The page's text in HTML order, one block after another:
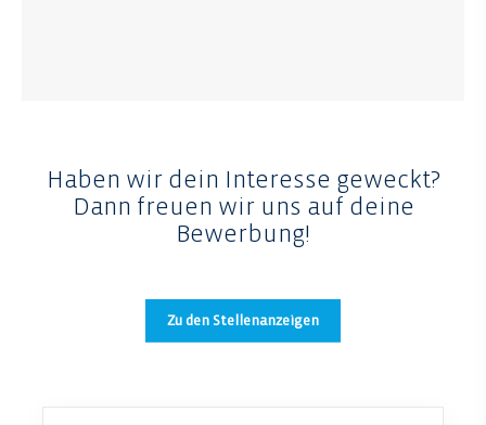
Haben wir dein Interesse geweckt?
Dann freuen wir uns auf deine
Bewerbung!
Zu den Stellenanzeigen